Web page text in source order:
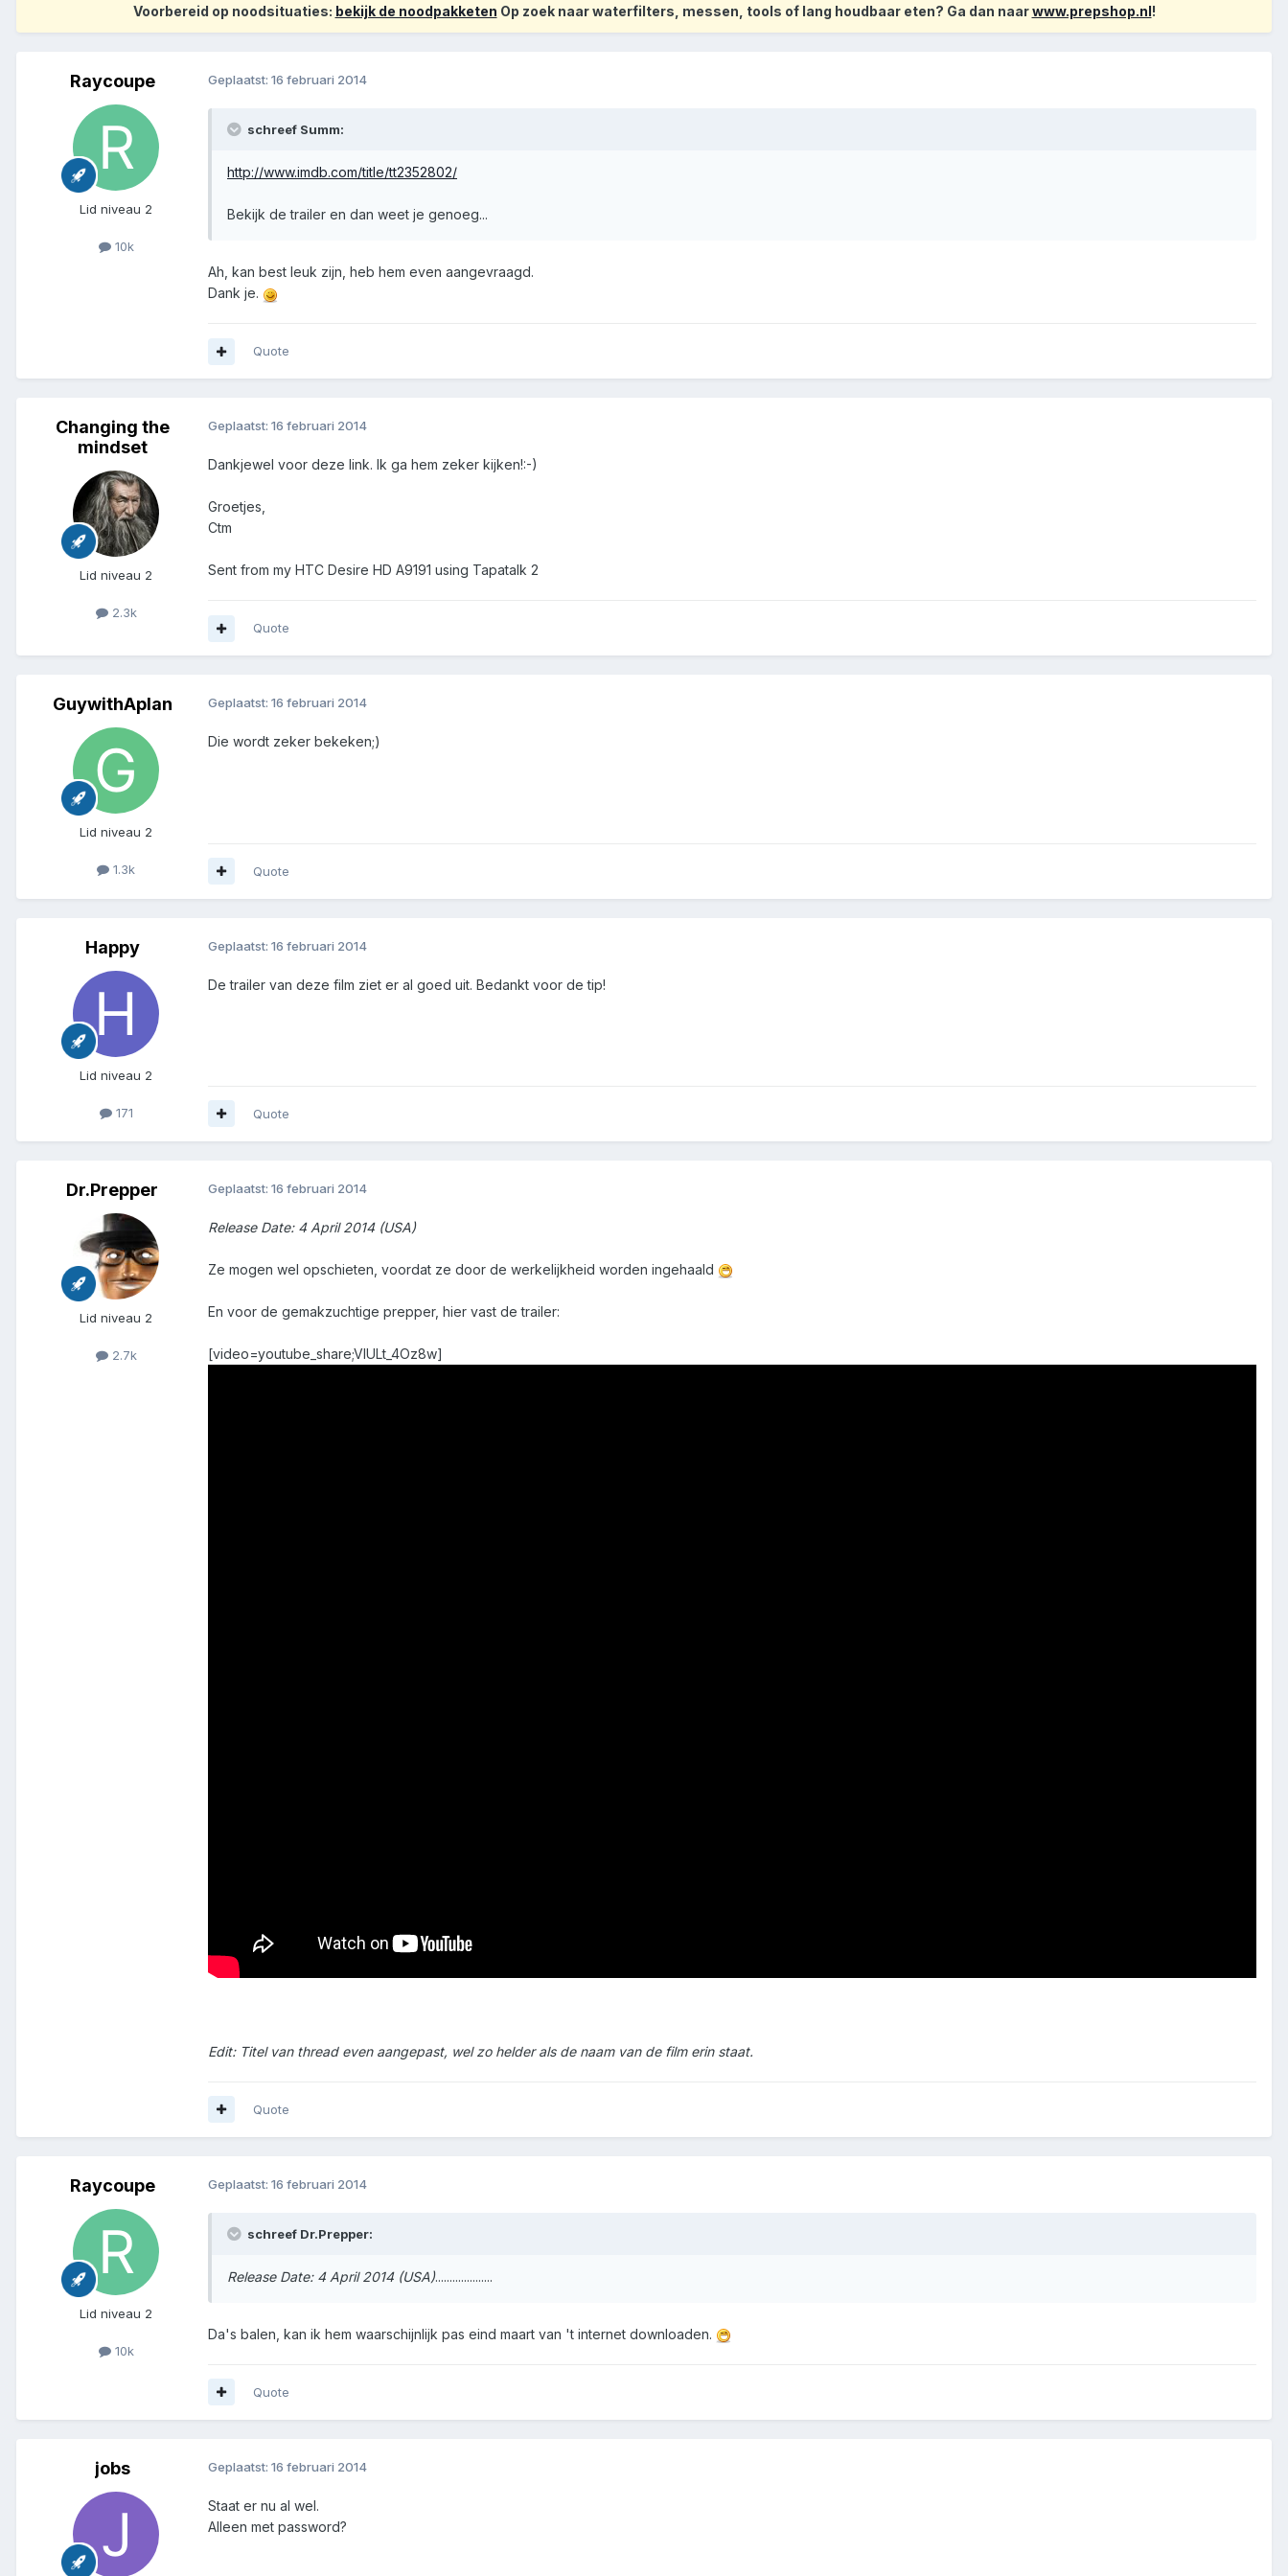
Voorbereid op noodsituaties: bekijk de noodpakketen Op zoek naar waterfilters, messen, tools of lang houdbaar eten? Ga dan naarwww.prepshop.nl!
Raycoupe
Lid niveau 2
10k
Geplaatst: 16 februari 2014
schreef Summ:
http://www.imdb.com/title/tt2352802/
Bekijk de trailer en dan weet je genoeg...
Ah, kan best leuk zijn, heb hem even aangevraagd.
Dank je.
Quote
Changing the
mindset
Lid niveau 2
2.3k
Geplaatst: 16 februari 2014
Dankjewel voor deze link. Ik ga hem zeker kijken!:-)
Groetjes,
Ctm
Sent from my HTC Desire HD A9191 using Tapatalk 2
Quote
GuywithAplan
Lid niveau 2
1.3k
Geplaatst: 16 februari 2014
Die wordt zeker bekeken;)
Quote
Happy
Lid niveau 2
171
Geplaatst: 16 februari 2014
De trailer van deze film ziet er al goed uit. Bedankt voor de tip!
Quote
Dr.Prepper
Lid niveau 2
2.7k
Geplaatst: 16 februari 2014
Release Date: 4 April 2014 (USA)
Ze mogen wel opschieten, voordat ze door de werkelijkheid worden ingehaald
En voor de gemakzuchtige prepper, hier vast de trailer:
[video=youtube_share;VlULt_4Oz8w]
Edit: Titel van thread even aangepast, wel zo helder als de naam van de film erin staat.
Quote
Raycoupe
Lid niveau 2
10k
Geplaatst: 16 februari 2014
schreef Dr.Prepper:
Release Date: 4 April 2014 (USA)....................
Da's balen, kan ik hem waarschijnlijk pas eind maart van 't internet downloaden.
Quote
jobs Geplaatst: 16 februari 2014
Staat er nu al wel.
Alleen met password?